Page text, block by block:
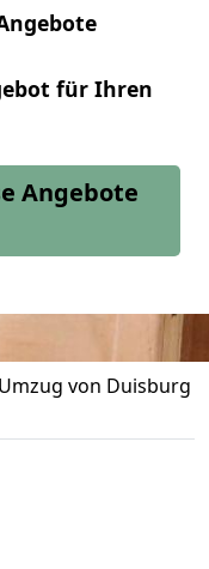
für Ihren
Angebote
Umzug von Duisburg